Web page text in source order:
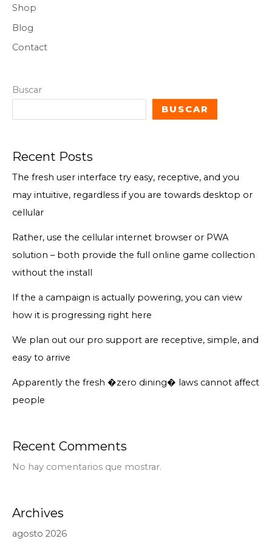
Shop
Blog
Contact
Buscar
BUSCAR
Recent Posts
The fresh user interface try easy, receptive, and you
may intuitive, regardless if you are towards desktop or
cellular
Rather, use the cellular internet browser or PWA
solution – both provide the full online game collection
without the install
If the a campaign is actually powering, you can view
how it is progressing right here
We plan out our pro support are receptive, simple, and
easy to arrive
Apparently the fresh �zero dining� laws cannot affect
people
Recent Comments
No hay comentarios que mostrar.
Archives
agosto 2026